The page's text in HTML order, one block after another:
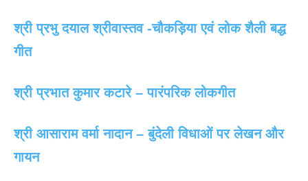
श्री प्रभु दयाल श्रीवास्तव -चौकड़िया एवं लोक शैली बद्ध
गीत
श्री प्रभात कुमार कटारे – पारंपरिक लोकगीत
श्री आसाराम वर्मा नादान – बुंदेली विधाओं पर लेखन और
गायन